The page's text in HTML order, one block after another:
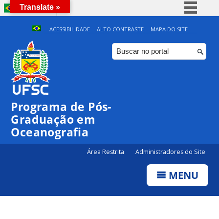
BRASIL
Simplifique!
Comunica BR
Participe
ACESSIBILIDADE ALTO CONTRASTE MAPA DO SITE
Programa de Pós-
Graduação em
Oceanografia
Área Restrita Administradores do Site
MENU
Translate »